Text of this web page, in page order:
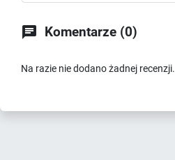
 Komentarze (0)
Na razie nie dodano żadnej recenzji.